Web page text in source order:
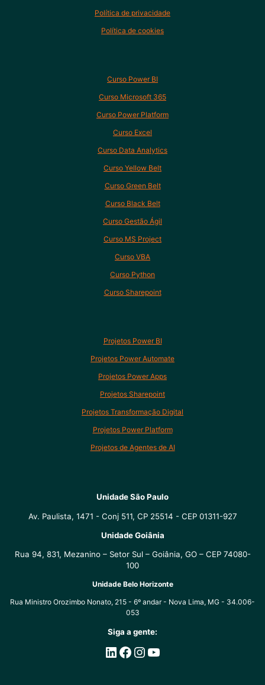
Política de privacidade
Política de cookies
Curso Power BI
Curso Microsoft 365
Curso Power Platform
Curso Excel
Curso Data Analytics
Curso Yellow Belt
Curso Green Belt
Curso Black Belt
Curso Gestão Ágil
Curso MS Project
Curso VBA
Curso Python
Curso Sharepoint
Projetos Power BI
Projetos Power Automate
Projetos Power Apps
Projetos Sharepoint
Projetos Transformação Digital
Projetos Power Platform
Projetos de Agentes de AI
Unidade São Paulo
Av. Paulista, 1471 - Conj 511, CP 25514 - CEP 01311-927
Unidade Goiânia
Rua 94, 831, Mezanino – Setor Sul – Goiânia, GO – CEP 74080-
100
Unidade Belo Horizonte
Rua Ministro Orozimbo Nonato, 215 - 6º andar - Nova Lima, MG - 34.006-
053
Siga a gente:
LinkedIn
Facebook
Instagram
Youtube